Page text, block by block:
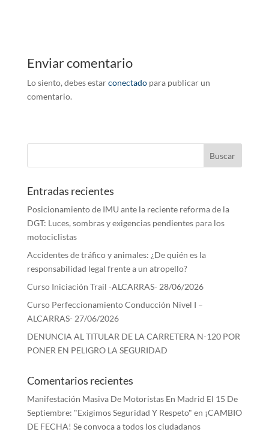
Enviar comentario
Lo siento, debes estarconectadopara publicar un
comentario.
Entradas recientes
Posicionamiento de IMU ante la reciente reforma de la
DGT: Luces, sombras y exigencias pendientes para los
motociclistas
Accidentes de tráfico y animales: ¿De quién es la
responsabilidad legal frente a un atropello?
Curso Iniciación Trail -ALCARRAS- 28/06/2026
Curso Perfeccionamiento Conducción Nivel I –
ALCARRAS- 27/06/2026
DENUNCIA AL TITULAR DE LA CARRETERA N-120 POR
PONER EN PELIGRO LA SEGURIDAD
Comentarios recientes
Manifestación Masiva De Motoristas En Madrid El 15 De
Septiembre: "Exigimos Seguridad Y Respeto" en ¡CAMBIO
DE FECHA! Se convoca a todos los ciudadanos